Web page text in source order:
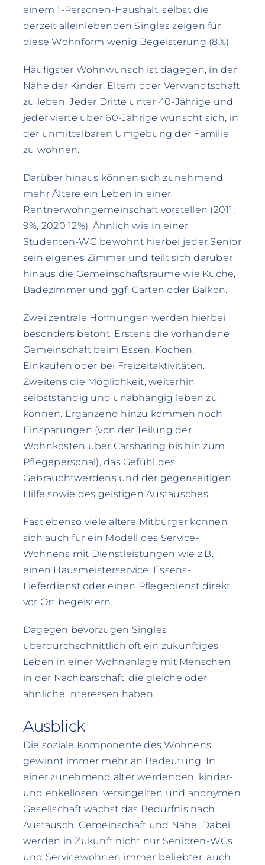
einem 1-Personen-Haushalt, selbst die
derzeit alleinlebenden Singles zeigen für
diese Wohnform wenig Begeisterung (8%).
Häufigster Wohnwunsch ist dagegen, in der
Nähe der Kinder, Eltern oder Verwandtschaft
zu leben. Jeder Dritte unter 40-Jährige und
jeder vierte über 60-Jährige wünscht sich, in
der unmittelbaren Umgebung der Familie
zu wohnen.
Darüber hinaus können sich zunehmend
mehr Ältere ein Leben in einer
Rentnerwohngemeinschaft vorstellen (2011:
9%, 2020 12%). Ähnlich wie in einer
Studenten-WG bewohnt hierbei jeder Senior
sein eigenes Zimmer und teilt sich darüber
hinaus die Gemeinschaftsräume wie Küche,
Badezimmer und ggf. Garten oder Balkon.
Zwei zentrale Hoffnungen werden hierbei
besonders betont: Erstens die vorhandene
Gemeinschaft beim Essen, Kochen,
Einkaufen oder bei Freizeitaktivitäten.
Zweitens die Möglichkeit, weiterhin
selbstständig und unabhängig leben zu
können. Ergänzend hinzu kommen noch
Einsparungen (von der Teilung der
Wohnkosten über Carsharing bis hin zum
Pflegepersonal), das Gefühl des
Gebrauchtwerdens und der gegenseitigen
Hilfe sowie des geistigen Austausches.
Fast ebenso viele ältere Mitbürger können
sich auch für ein Modell des Service-
Wohnens mit Dienstleistungen wie z.B.
einen Hausmeisterservice, Essens-
Lieferdienst oder einen Pflegedienst direkt
vor Ort begeistern.
Dagegen bevorzugen Singles
überdurchschnittlich oft ein zukünftiges
Leben in einer Wohnanlage mit Menschen
in der Nachbarschaft, die gleiche oder
ähnliche Interessen haben.
Ausblick
Die soziale Komponente des Wohnens
gewinnt immer mehr an Bedeutung. In
einer zunehmend älter werdenden, kinder-
und enkellosen, versingelten und anonymen
Gesellschaft wächst das Bedürfnis nach
Austausch, Gemeinschaft und Nähe. Dabei
werden in Zukunft nicht nur Senioren-WGs
und Servicewohnen immer beliebter, auch